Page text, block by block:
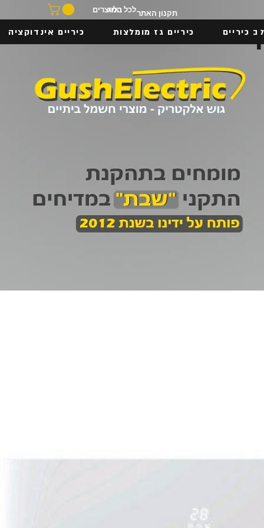
בלוג
לכל המוצרים
כיריים כיריים גז מומלצות כיריים אינדוקציה
תקנון האתר